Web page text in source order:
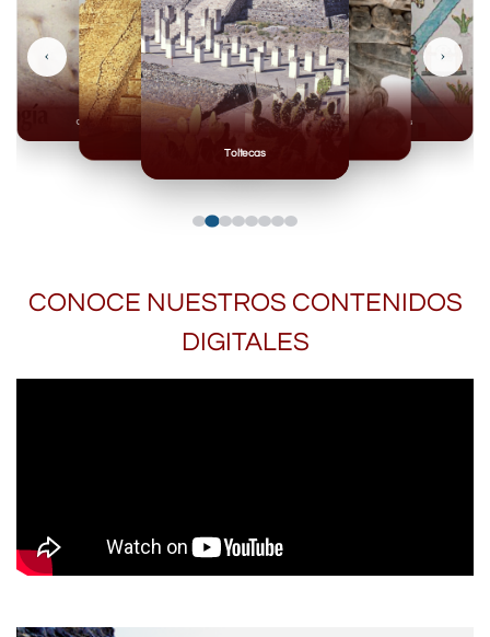
Toltecas
Mexicas
Olmecas
‹ ›
CONOCE NUESTROS CONTENIDOS
DIGITALES